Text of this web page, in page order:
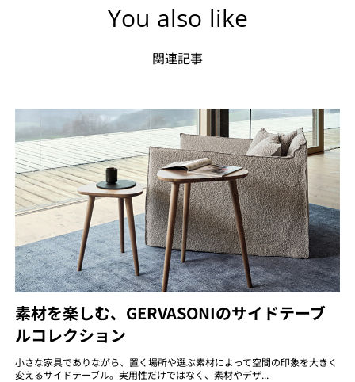
You also like
関連記事
素材を楽しむ、GERVASONIのサイドテーブ
ルコレクション
小さな家具でありながら、置く場所や選ぶ素材によって空間の印象を大きく
変えるサイドテーブル。実用性だけではなく、素材やデザ...